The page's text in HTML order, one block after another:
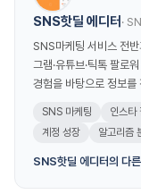
SNS핫딜 에디터 ·
SNS마케팅 서비스 전
그램·유튜브·틱톡 팔로
경험을 바탕으로 정보를
SNS 마케팅 인스타
계정 성장
알고리즘
SNS핫딜 에디터의 다